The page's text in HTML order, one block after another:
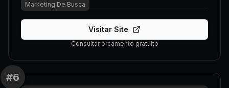
Marketing De Busca
Visitar Site
Consultar orçamento gratuito
#6